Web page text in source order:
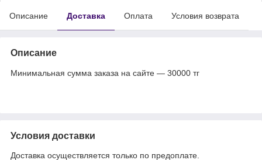
Описание Доставка Оплата Условия возврата
Описание
Минимальная сумма заказа на сайте — 30000 тг
Условия доставки
Доставка осуществляется только по предоплате.